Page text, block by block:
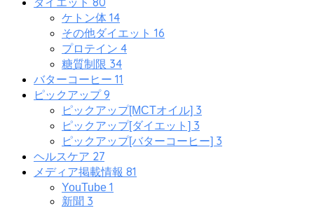
ダイエット
ケトン体 14
その他ダイエット 16
プロテイン 4
糖質制限 34
バターコーヒー 11
ピックアップ9
ピックアップ[MCTオイル] 3
ピックアップ[ダイエット] 3
ピックアップ[バターコーヒー] 3
ヘルスケア 27
メディア掲載情報 81
YouTube 1
新聞 3